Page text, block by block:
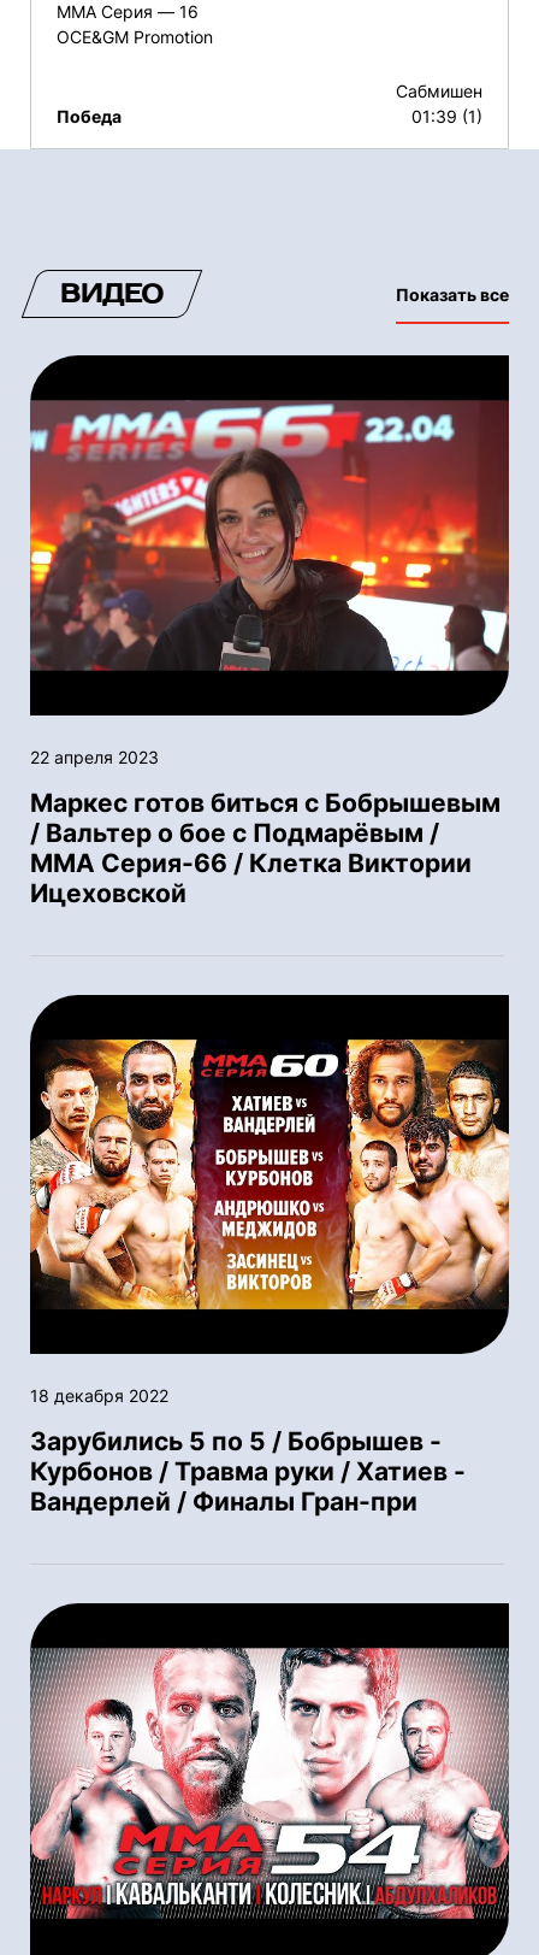
ММА Серия — 16
OCE&GM Promotion
Победа
Сабмишен
01:39 (1)
ВИДЕО Показать все
22 апреля 2023
Маркес готов биться с Бобрышевым
/ Вальтер о бое с Подмарёвым /
ММА Серия-66 / Клетка Виктории
Ицеховской
18 декабря 2022
Зарубились 5 по 5 / Бобрышев -
Курбонов / Травма руки / Хатиев -
Вандерлей / Финалы Гран-при